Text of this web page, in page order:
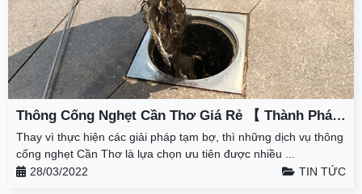
Thông Cống Nghẹt Cần Thơ Giá Rẻ 【 Thành Phát
】 – Giảm 50% – BH 3 Năm
Thay vì thực hiện các giải pháp tạm bợ, thì những dịch vụ thông
cống nghẹt Cần Thơ là lựa chọn ưu tiên được nhiều ...
28/03/2022
TIN TỨC